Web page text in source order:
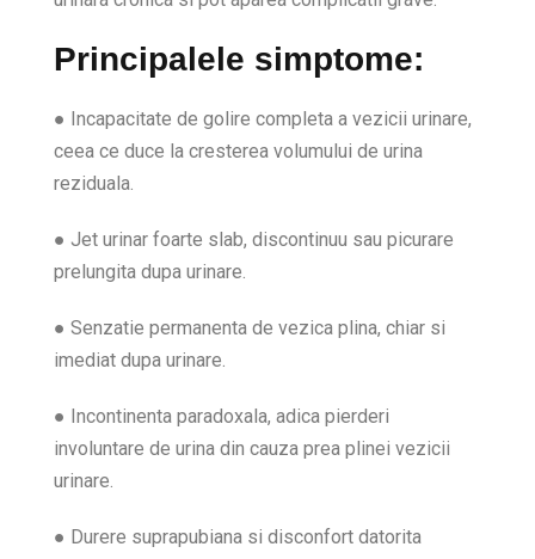
Principalele simptome:
● Incapacitate de golire completa a vezicii urinare,
ceea ce duce la cresterea volumului de urina
reziduala.
● Jet urinar foarte slab, discontinuu sau picurare
prelungita dupa urinare.
● Senzatie permanenta de vezica plina, chiar si
imediat dupa urinare.
● Incontinenta paradoxala, adica pierderi
involuntare de urina din cauza prea plinei vezicii
urinare.
● Durere suprapubiana si disconfort datorita